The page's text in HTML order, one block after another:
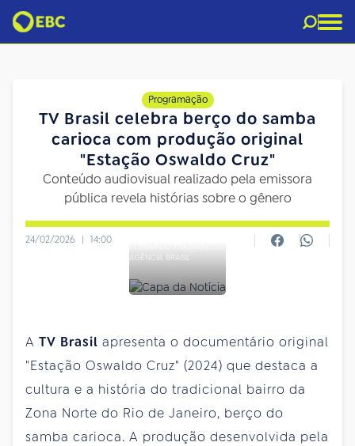
Programação
TV Brasil celebra berço do samba
carioca com produção original
"Estação Oswaldo Cruz"
Conteúdo audiovisual realizado pela emissora
pública revela histórias sobre o gênero
24/02/2026 | 14:00
AGÊNCIA BRASIL
A TV Brasil apresenta o documentário original
"Estação Oswaldo Cruz" (2024) que destaca a
cultura e a história do tradicional bairro da
Zona Norte do Rio de Janeiro, berço do
samba carioca. A produção desenvolvida pela